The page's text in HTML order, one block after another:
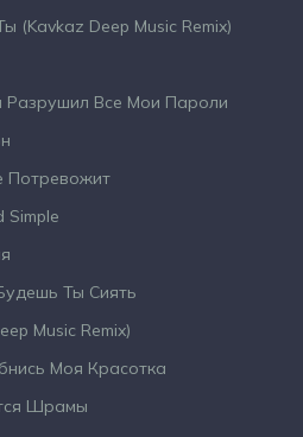
(Kavkaz Deep Music Remix)
Разрушил Все Мои Пароли
Потревожит
Simple
Ты Сиять
Music Remix)
Моя Красотка
Шрамы